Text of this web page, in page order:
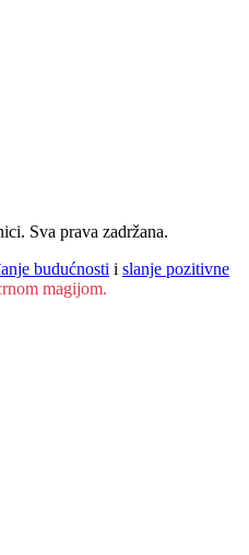
Sva prava zadržana.
budućnosti i slanje pozitivne
magijom.